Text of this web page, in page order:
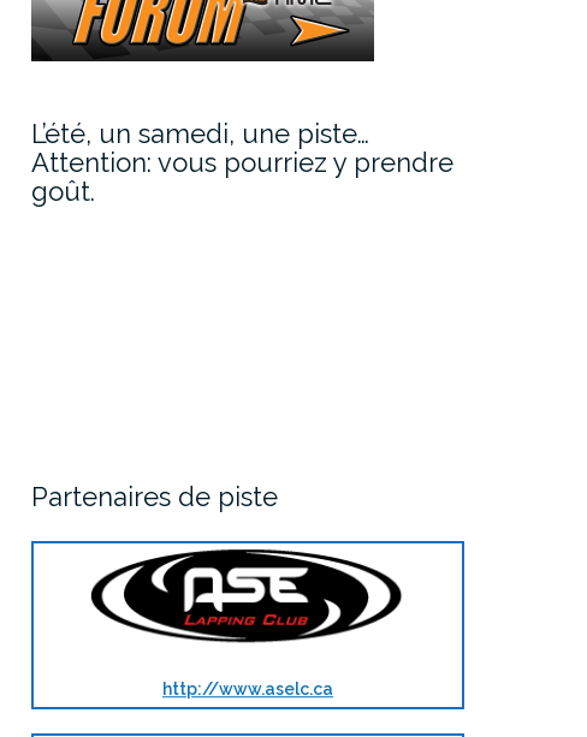
L’été, un samedi, une piste…
Attention: vous pourriez y prendre
goût.
Partenaires de piste
http://www.aselc.ca